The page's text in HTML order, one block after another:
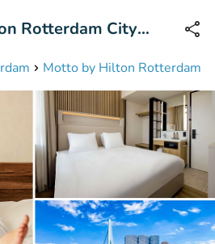
Bereikbaar tot 23:00 uur
Motto by Hilton Rotterdam
Rotterdam City